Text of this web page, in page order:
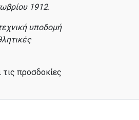
1912.
υποδομή
τις προσδοκίες